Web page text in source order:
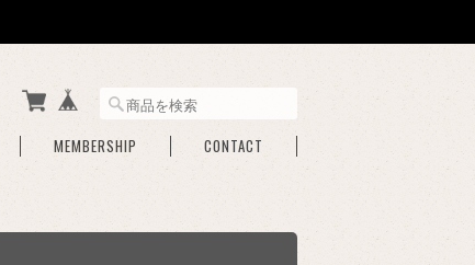
MEMBERSHIP CONTACT